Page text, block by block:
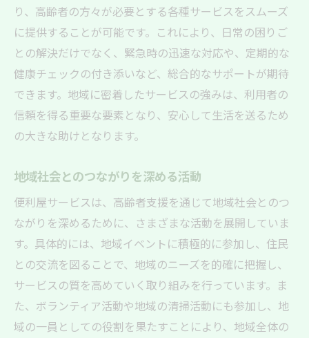
り、高齢者の方々が必要とする各種サービスをスムーズ
に提供することが可能です。これにより、日常の困りご
との解決だけでなく、緊急時の迅速な対応や、定期的な
健康チェックの付き添いなど、総合的なサポートが期待
できます。地域に密着したサービスの強みは、利用者の
信頼を得る重要な要素となり、安心して生活を送るため
の大きな助けとなります。
地域社会とのつながりを深める活動
便利屋サービスは、高齢者支援を通じて地域社会とのつ
ながりを深めるために、さまざまな活動を展開していま
す。具体的には、地域イベントに積極的に参加し、住民
との交流を図ることで、地域のニーズを的確に把握し、
サービスの質を高めていく取り組みを行っています。ま
た、ボランティア活動や地域の清掃活動にも参加し、地
域の一員としての役割を果たすことにより、地域全体の